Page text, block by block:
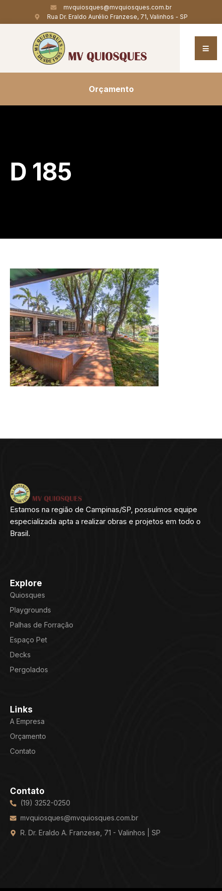
mvquiosques@mvquiosques.com.br
Rua Dr. Eraldo Aurélio Franzese, 71, Valinhos - SP
Orçamento
D 185
Estamos na região de Campinas/SP, possuímos equipe
especializada apta a realizar obras e projetos em todo o
Brasil.
Explore
Quiosques
Playgrounds
Palhas de Forração
Espaço Pet
Decks
Pergolados
Links
A Empresa
Orçamento
Contato
Contato
(19) 3252-0250
mvquiosques@mvquiosques.com.br
R. Dr. Eraldo A. Franzese, 71 - Valinhos | SP